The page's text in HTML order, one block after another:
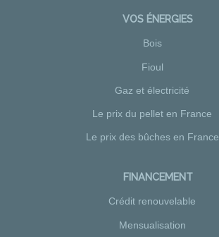
VOS ÉNERGIES
Bois
Fioul
Gaz et électricité
Le prix du pellet en France
Le prix des bûches en France
FINANCEMENT
Crédit renouvelable
Mensualisation